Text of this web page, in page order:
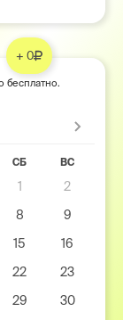
+ 0
бесплатно.
СБ ВС
1
2
8
9
15
16
22
23
29
30